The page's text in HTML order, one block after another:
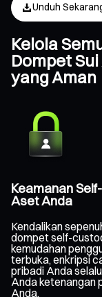
Unduh
Kelola
Dompet
yang Aman
Keamanan
Aset Anda
Kendalikan
dompet self-
kemudahan
terbuka, enkripsi
pribadi Anda
Anda ketenangan
Anda.